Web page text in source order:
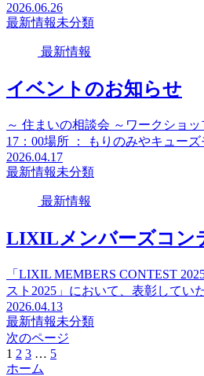
2026.06.26
最新情報未分類
最新情報
イベントのお知らせ
～ 住まいの相談会 ～ワークショ
17：00場所 ： もりのみやキュー
2026.04.17
最新情報未分類
最新情報
LIXILメンバーズコ
「LIXIL MEMBERS CONTEST
スト2025」において、表彰してい
2026.04.13
最新情報未分類
次のページ
1 2 3 … 5次
ホーム